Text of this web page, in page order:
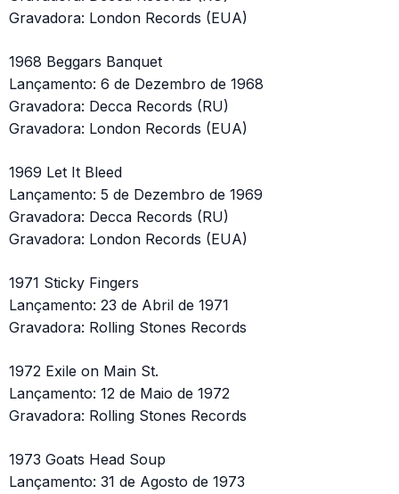
Gravadora: London Records (EUA)
1968 Beggars Banquet
Lançamento: 6 de Dezembro de 1968
Gravadora: Decca Records (RU)
Gravadora: London Records (EUA)
1969 Let It Bleed
Lançamento: 5 de Dezembro de 1969
Gravadora: Decca Records (RU)
Gravadora: London Records (EUA)
1971 Sticky Fingers
Lançamento: 23 de Abril de 1971
Gravadora: Rolling Stones Records
1972 Exile on Main St.
Lançamento: 12 de Maio de 1972
Gravadora: Rolling Stones Records
1973 Goats Head Soup
Lançamento: 31 de Agosto de 1973